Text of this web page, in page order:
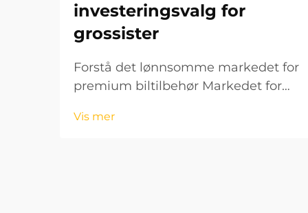
investeringsvalg for
grossister
Forstå det lønnsomme markedet for
premium biltilbehør Markedet for
raskt, og OEM-styringshjuldekk har
Vis mer